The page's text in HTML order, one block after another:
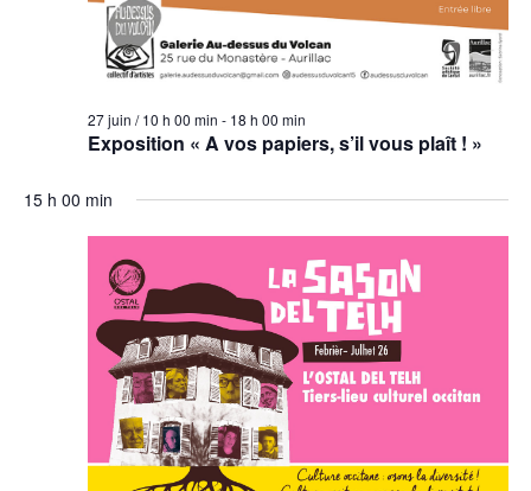
Exposition « A vos papiers, s’il vous plaît ! »
27 juin / 10 h 00 min - 18 h 00 min
15 h 00 min